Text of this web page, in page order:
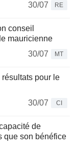
30/07
RE
conseil
mauricienne
30/07
MT
pour le
30/07
CI
de
que son bénéfice